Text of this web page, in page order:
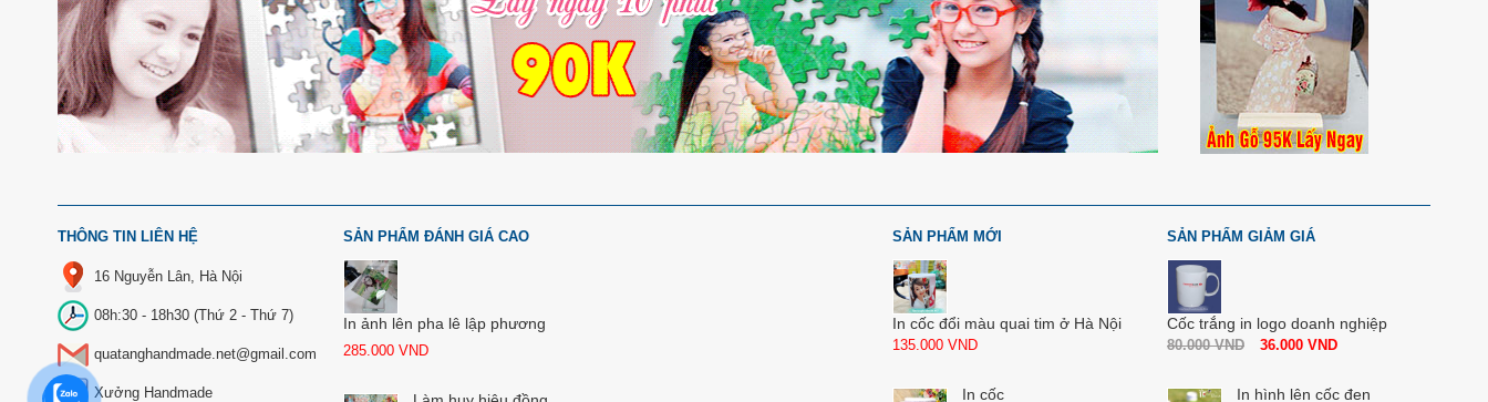
THÔNG TIN LIÊN HỆ
16 Nguyễn Lân, Hà Nội
08h:30 - 18h30 (Thứ 2 - Thứ 7)
quatanghandmade.net@gmail.com
Xưởng Handmade
SẢN PHẨM ĐÁNH GIÁ CAO
In ảnh lên pha lê lập phương
285.000 VND
SẢN PHẨM MỚI
In cốc đổi màu quai tim ở Hà Nội
135.000 VND
In cốc
SẢN PHẨM GIẢM GIÁ
Cốc trắng in logo doanh nghiệp
80.000VND 36.000 VND
In hình lên cốc đen